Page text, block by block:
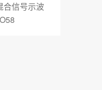
合信号示波